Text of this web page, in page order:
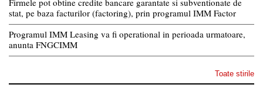
Firmele pot obtine credite bancare garantate si subventionate de
stat, pe baza facturilor (factoring), prin programul IMM Factor
Programul IMM Leasing va fi operational in perioada urmatoare,
anunta FNGCIMM
Toate stirile